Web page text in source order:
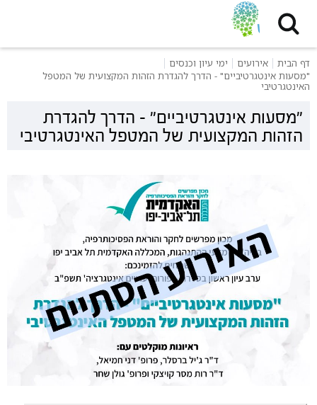
דף הבית אירועים
ימי עיון וכנסים
"מסעות אינטגרטיביים" - הדרך להגדרת הזהות המקצועית של המטפל
האינטגרטיבי
"מסעות אינטגרטיביים" - הדרך להגדרת
הזהות המקצועית של המטפל האינטגרטיבי